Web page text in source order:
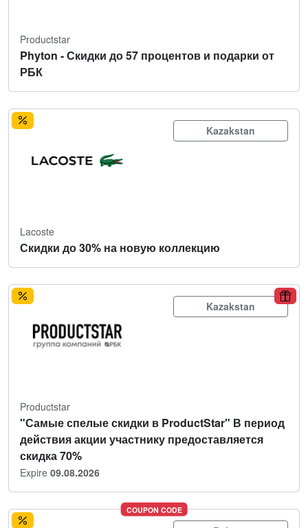
Productstar
Phyton - Скидки до 57 процентов и подарки от
РБК
Kazakstan
Lacoste
Скидки до 30% на новую коллекцию
Kazakstan
Productstar
"Самые спелые скидки в ProductStar" В период
действия акции участнику предоставляется
скидка 70%
Expire 09.08.2026
COUPON CODE